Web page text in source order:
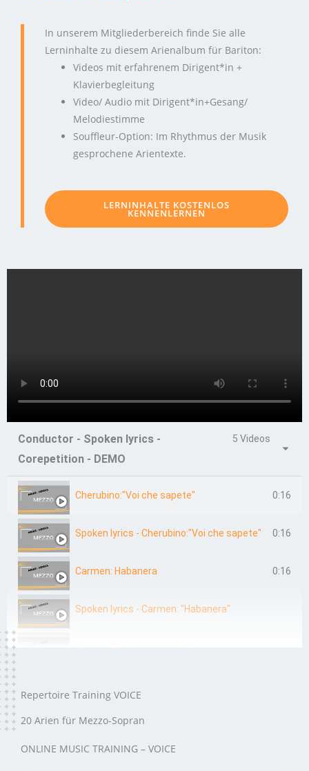
In unserem Mitgliederbereich finde Sie alle
Lerninhalte zu diesem Arienalbum für Bariton:
Videos mit erfahrenem Dirigent*in +
Klavierbegleitung
Video/ Audio mit Dirigent*in+Gesang/
Melodiestimme
Souffleur-Option: Im Rhythmus der Musik
gesprochene Arientexte.
LERNINHALTE KOSTENLOS
KENNENLERNEN
Conductor - Spoken lyrics -
Corepetition - DEMO
5 Videos
Cherubino:"Voi che sapete" 0:16
Spoken lyrics - Cherubino:"Voi che sapete" 0:16
Carmen: Habanera 0:16
Spoken lyrics - Carmen: "Habanera"
Repertoire Training VOICE
20 Arien für Mezzo-Sopran
ONLINE MUSIC TRAINING – VOICE